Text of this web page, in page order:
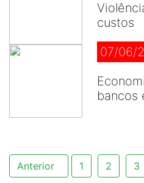
custos
07/06/
bancos
Anterior 1 2 3